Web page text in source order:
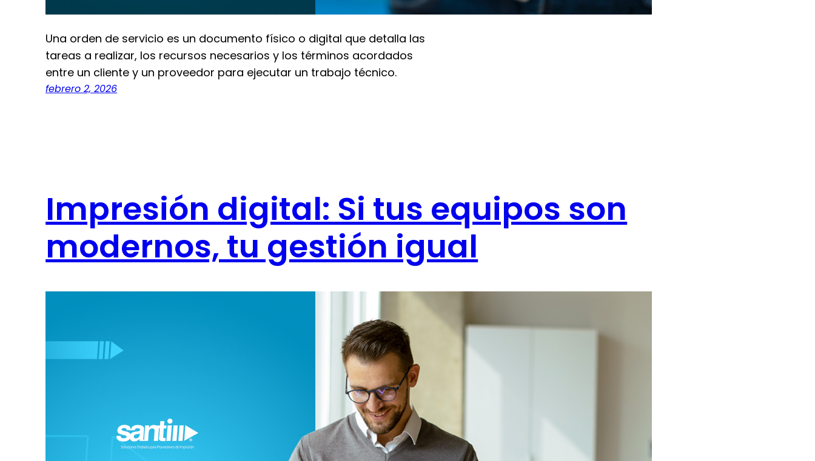
Una orden de servicio es un documento físico o digital que detalla las
tareas a realizar, los recursos necesarios y los términos acordados
entre un cliente y un proveedor para ejecutar un trabajo técnico.
febrero 2, 2026
Impresión digital: Si tus equipos son
modernos, tu gestión igual